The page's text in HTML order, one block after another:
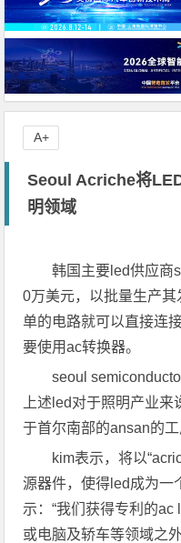
Seoul Acriche将
明领域
韩国主要led供应商
0万美元，以批量生产
单的电路就可以直接连
要使用ac转换器。
seoul
上述led对于照明产业来
于首尔南部的ansan的工
kim表示，将以
源器件，使得led成为一
示：“我们获得专利的
或电脑及轿车等领域之
A+